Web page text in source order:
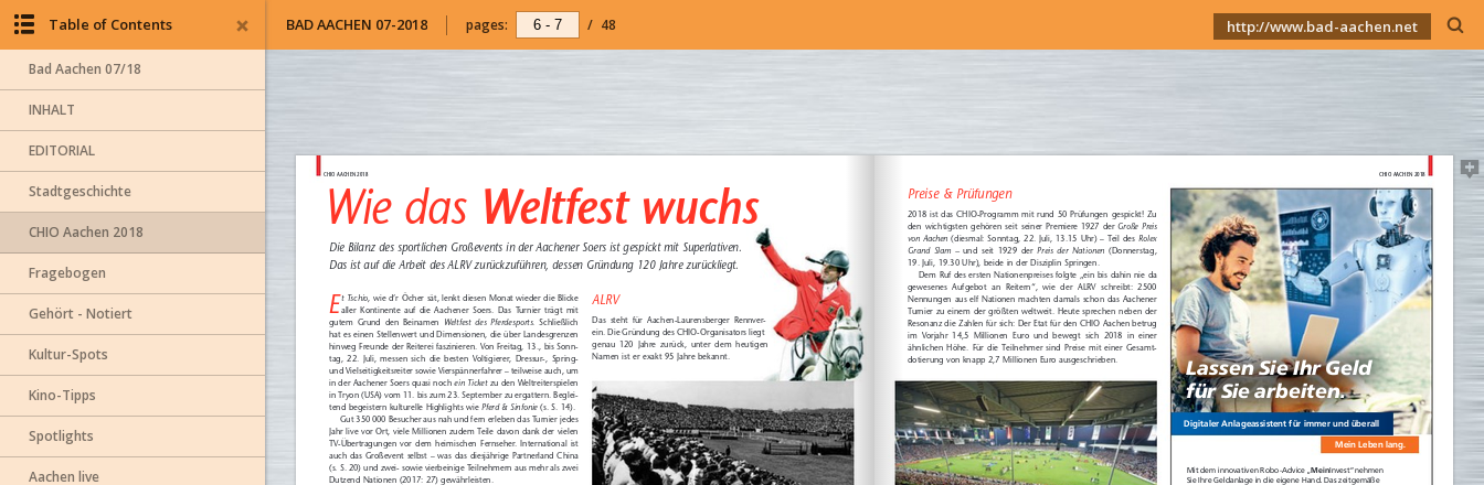
BAD AACHEN 07-2018 pages: / 48 http://www.bad-aachen.net
Table of Contents
Bad Aachen 07/18
INHALT
EDITORIAL
Stadtgeschichte
CHIO Aachen 2018
Fragebogen
Gehört - Notiert
Kultur-Spots
Kino-Tipps
Spotlights
Aachen live